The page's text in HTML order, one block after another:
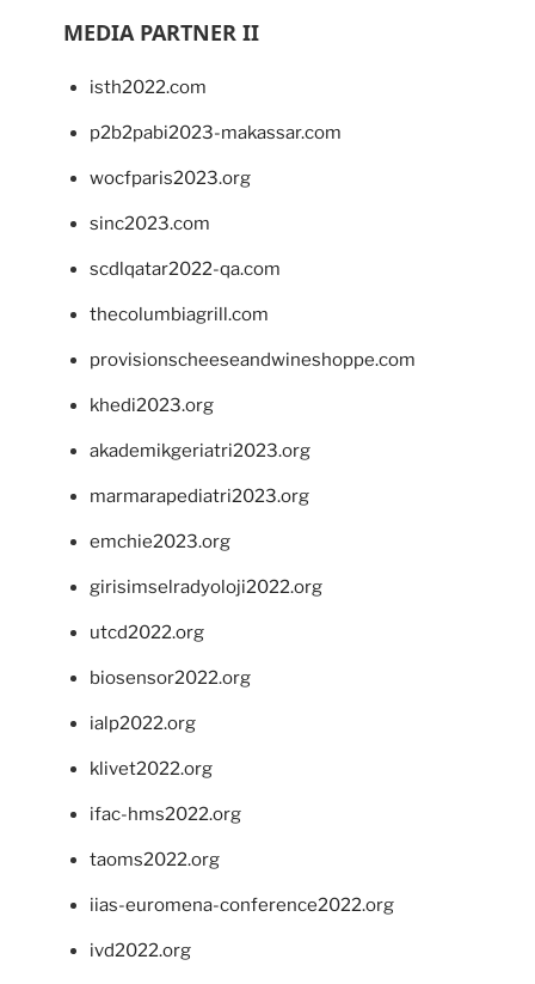
MEDIA PARTNER II
isth2022.com
p2b2pabi2023-makassar.com
wocfparis2023.org
sinc2023.com
scdlqatar2022-qa.com
thecolumbiagrill.com
provisionscheeseandwineshoppe.com
khedi2023.org
akademikgeriatri2023.org
marmarapediatri2023.org
emchie2023.org
girisimselradyoloji2022.org
utcd2022.org
biosensor2022.org
ialp2022.org
klivet2022.org
ifac-hms2022.org
taoms2022.org
iias-euromena-conference2022.org
ivd2022.org